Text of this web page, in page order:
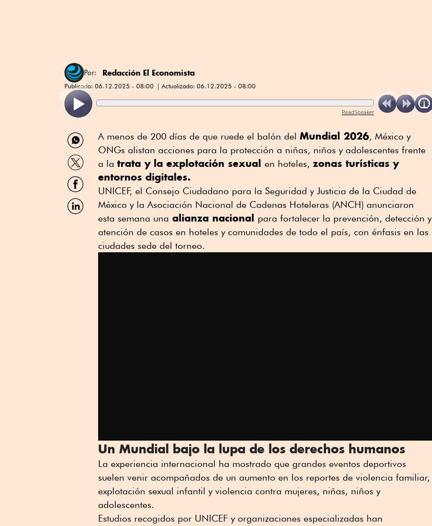
Por: Redacción El Economista
Publicado: 06.12.2025 - 08:00 Actualizado: 06.12.2025 - 08:00
ReadSpeaker
Compartir
por
WhatsApp
Compartir
por
Twitter
Compartir
por
Facebook
Compartir
por
A menos de 200 días de que ruede el balón del Mundial 2026, México y
ONGs alistan acciones para la protección a niñas, niños y adolescentes frente
a la trata y la explotación sexual en hoteles, zonas turísticas y
entornos digitales.
UNICEF, el Consejo Ciudadano para la Seguridad y Justicia de la Ciudad de
México y la Asociación Nacional de Cadenas Hoteleras (ANCH) anunciaron
esta semana una alianza nacional para fortalecer la prevención, detección y
atención de casos en hoteles y comunidades de todo el país, con énfasis en las
ciudades sede del torneo.
Un Mundial bajo la lupa de los derechos humanos
La experiencia internacional ha mostrado que grandes eventos deportivos
suelen venir acompañados de un aumento en los reportes de violencia familiar,
explotación sexual infantil y violencia contra mujeres, niñas, niños y
adolescentes.
Estudios recogidos por UNICEF y organizaciones especializadas han